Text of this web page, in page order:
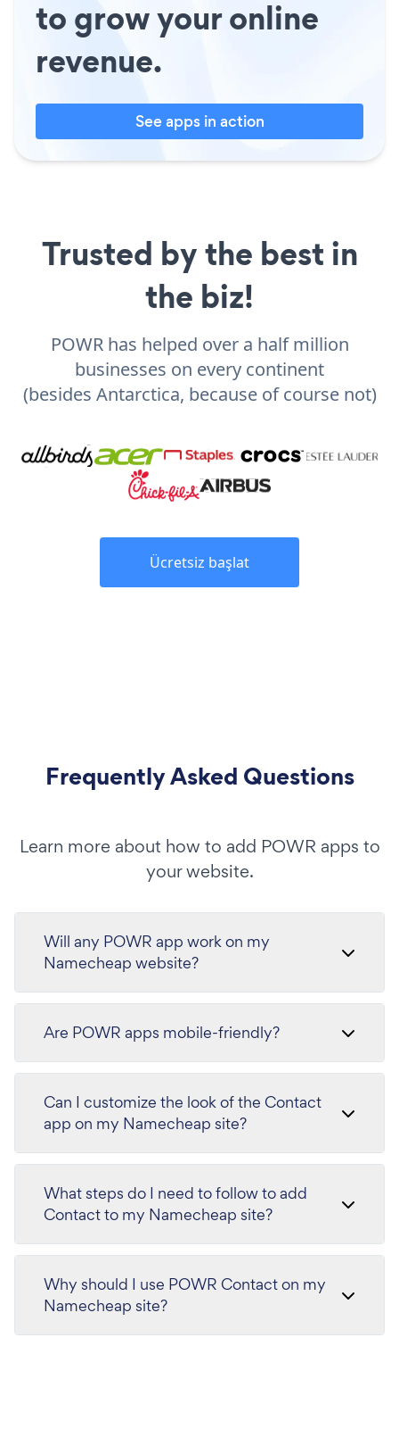
to grow your online
revenue.
See apps in action
Trusted by the best in
the biz!
POWR has helped over a half million
businesses on every continent
(besides Antarctica, because of course not)
Ücretsiz başlat
Frequently Asked Questions
Learn more about how to add POWR apps to
your website.
Will any POWR app work on my
Namecheap website?
Are POWR apps mobile-friendly?
Can I customize the look of the Contact
app on my Namecheap site?
What steps do I need to follow to add
Contact to my Namecheap site?
Why should I use POWR Contact on my
Namecheap site?